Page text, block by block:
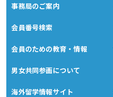
事務局のご案内
会員番号検索
会員のための教育・情報
男女共同参画について
海外留学情報サイト